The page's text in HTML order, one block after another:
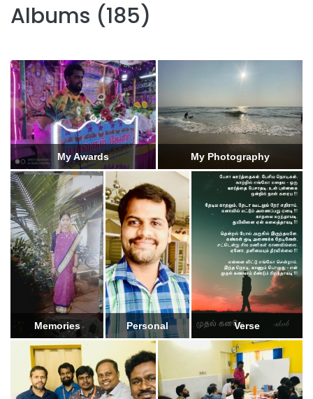
Albums (185)
My Awards My Photography
Memories Personal Verse